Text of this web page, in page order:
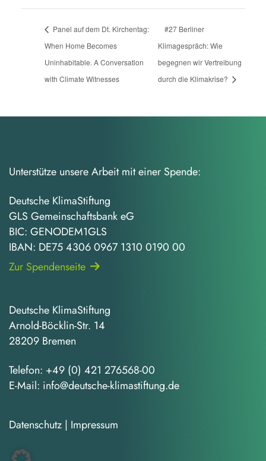
Panel auf dem Dt. Kirchentag:
When Home Becomes
Uninhabitable. A Conversation
with Climate Witnesses
#27 Berliner
Klimagespräch: Wie
begegnen wir Vertreibung
durch die Klimakrise?
Unterstütze unsere Arbeit mit einer Spende:
Deutsche KlimaStiftung
GLS Gemeinschaftsbank eG
BIC: GENODEM1GLS
IBAN: DE75 4306 0967 1310 0190 00
Zur Spendenseite
Deutsche KlimaStiftung
Arnold-Böcklin-Str. 14
28209 Bremen
Telefon: +49 (0) 421 276568-00
E-Mail: info@deutsche-klimastiftung.de
Datenschutz | Impressum